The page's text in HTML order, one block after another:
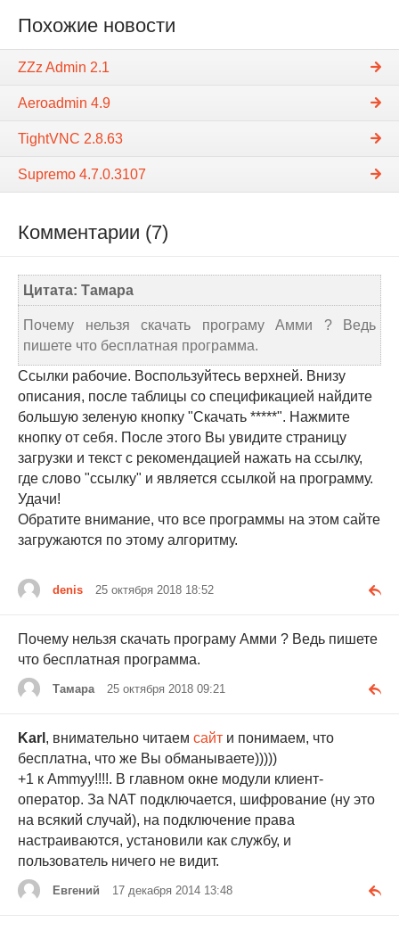
Похожие новости
ZZz Admin 2.1
Aeroadmin 4.9
TightVNC 2.8.63
Supremo 4.7.0.3107
Комментарии (7)
Цитата: Тамара
Почему нельзя скачать програму Амми ? Ведь
пишете что бесплатная программа.
Ссылки рабочие. Воспользуйтесь верхней. Внизу
описания, после таблицы со спецификацией найдите
большую зеленую кнопку "Скачать *****". Нажмите
кнопку от себя. После этого Вы увидите страницу
загрузки и текст с рекомендацией нажать на ссылку,
где слово "ссылку" и является ссылкой на программу.
Удачи!
Обратите внимание, что все программы на этом сайте
загружаются по этому алгоритму.
denis 25 октября 2018 18:52
Почему нельзя скачать програму Амми ? Ведь пишете
что бесплатная программа.
Тамара 25 октября 2018 09:21
Karl , внимательно читаем сайт и понимаем, что
бесплатна, что же Вы обманываете)))))
+1 к Ammyy!!!!. В главном окне модули клиент-
оператор. За NAT подключается, шифрование (ну это
на всякий случай), на подключение права
настраиваются, установили как службу, и
пользователь ничего не видит.
Евгений 17 декабря 2014 13:48